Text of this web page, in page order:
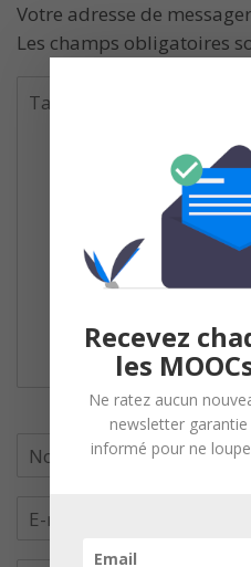
Votre adresse de
Les champs obligatoires
Recevez
les
Ne ratez aucun
newsletter
informé pour ne